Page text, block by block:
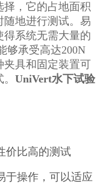
，它的占地面积
地进行测试。易
得系统无需大量的
够承受高达200N
夹具和固定装置可
。UniVert水下试验
价比高的测试
于操作，可以适应